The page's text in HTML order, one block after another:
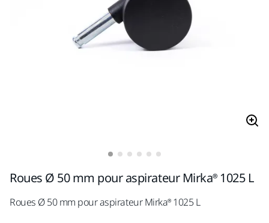
Roues Ø 50 mm pour aspirateur Mirka® 1025 L
Roues Ø 50 mm pour aspirateur Mirka® 1025 L